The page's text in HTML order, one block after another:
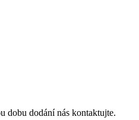
dobu dodání nás kontaktujte.